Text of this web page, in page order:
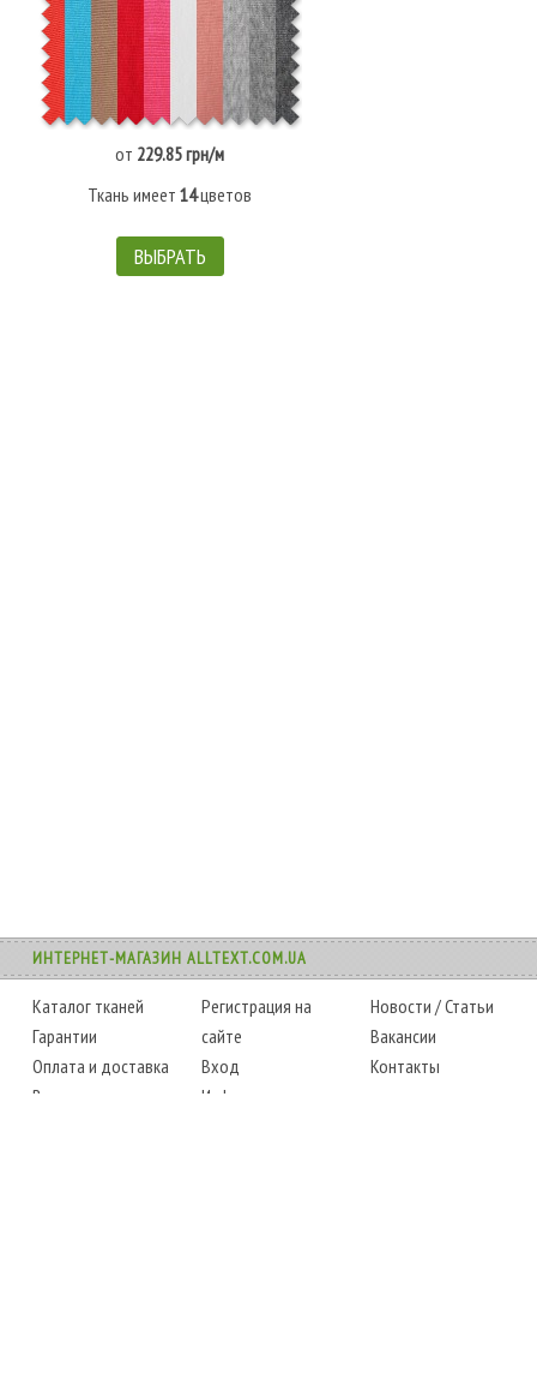
от 229.85 грн/м
Ткань имеет14цветов
ВЫБРАТЬ
ИНТЕРНЕТ-МАГАЗИН ALLTEXT.COM.UA
Каталог тканей
Гарантии
Оплата и доставка
Возврат товара
Регистрация на
сайте
Вход
Информация
Новости /Статьи
Вакансии
Контакты